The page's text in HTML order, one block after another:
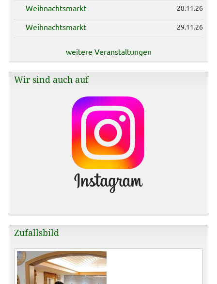
Weihnachtsmarkt 28.11.26
Weihnachtsmarkt 29.11.26
weitere Veranstaltungen
Wir sind auch auf
Zufallsbild